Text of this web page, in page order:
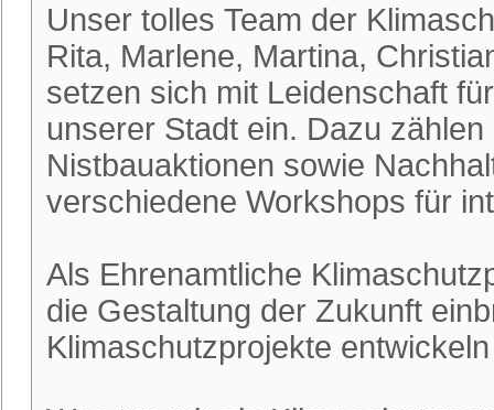
Unser tolles Team der
Rita, Marlene, Martina,
setzen sich mit Leidenschaft
unserer Stadt ein. Dazu
Nistbauaktionen sowie
verschiedene Workshops für
Als Ehrenamtliche
die Gestaltung der Zukunft
Klimaschutzprojekte